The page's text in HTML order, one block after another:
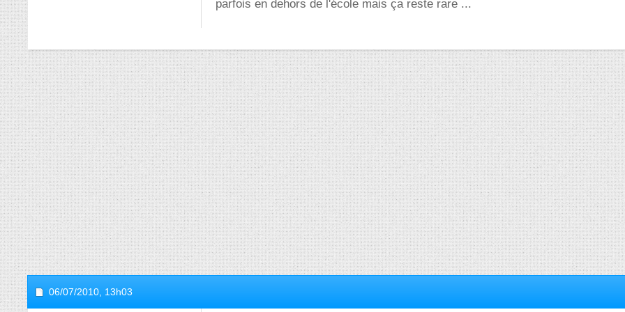
parfois en dehors de l'école mais ça reste rare ...
06/07/2010, 13h03